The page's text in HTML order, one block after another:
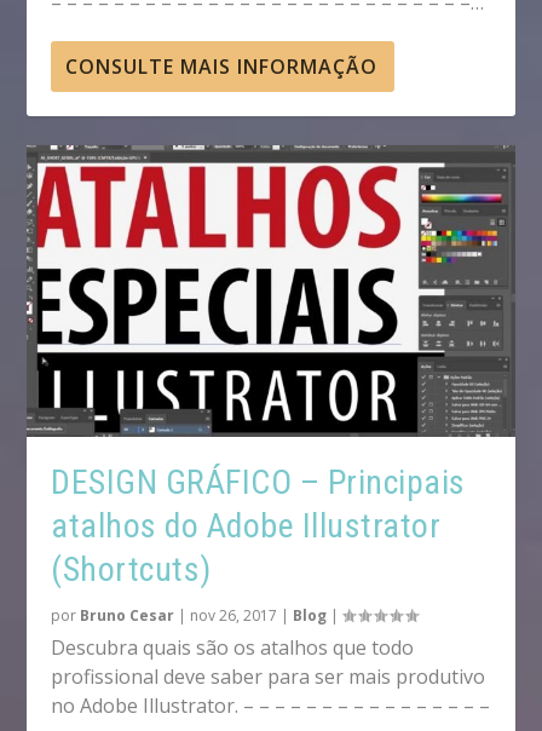
CONSULTE MAIS INFORMAÇÃO
DESIGN GRÁFICO – Principais
atalhos do Adobe Illustrator
(Shortcuts)
por Bruno Cesar | nov 26, 2017 | Blog |
Descubra quais são os atalhos que todo
profissional deve saber para ser mais produtivo
no Adobe Illustrator. – – – – – – – – – – – – – – – –